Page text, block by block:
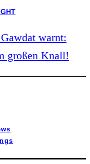
warnt:
großen Knall!